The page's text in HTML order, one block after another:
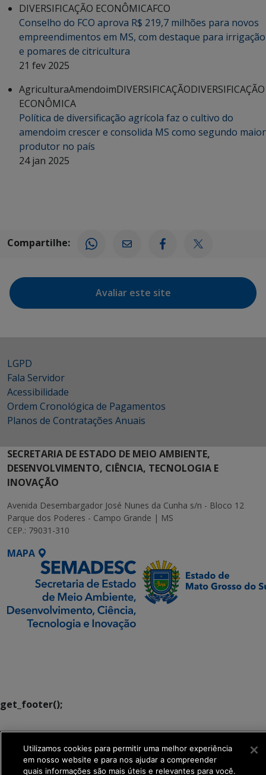
DIVERSIFICAÇÃO ECONÔMICAFCO
Conselho do FCO aprova R$ 219,7 milhões para novos
empreendimentos em MS, com destaque para irrigação
e pomares de citricultura
21 fev 2025
AgriculturaAmendoimDIVERSIFICAÇÃODIVERSIFICAÇÃO
ECONÔMICA
Política de diversificação agrícola faz o cultivo do
amendoim crescer e consolida MS como segundo maior
produtor no país
24 jan 2025
Compartilhe:
Avaliar este site
LGPD
Fala Servidor
Acessibilidade
Ordem Cronológica de Pagamentos
Planos de Contratações Anuais
SECRETARIA DE ESTADO DE MEIO AMBIENTE,
DESENVOLVIMENTO, CIÊNCIA, TECNOLOGIA E
INOVAÇÃO
Avenida Desembargador José Nunes da Cunha s/n - Bloco 12
Parque dos Poderes - Campo Grande | MS
CEP.: 79031-310
MAPA
get_footer();
Utilizamos cookies para permitir uma melhor experiência
em nosso website e para nos ajudar a compreender
quais informações são mais úteis e relevantes para você.